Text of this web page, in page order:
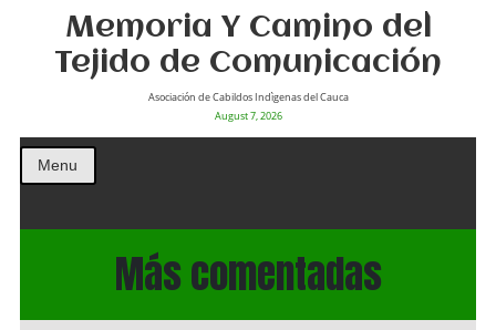
Memoria Y Camino del
Tejido de Comunicación
Asociación de Cabildos Indìgenas del Cauca
August 7, 2026
Menu
Más comentadas